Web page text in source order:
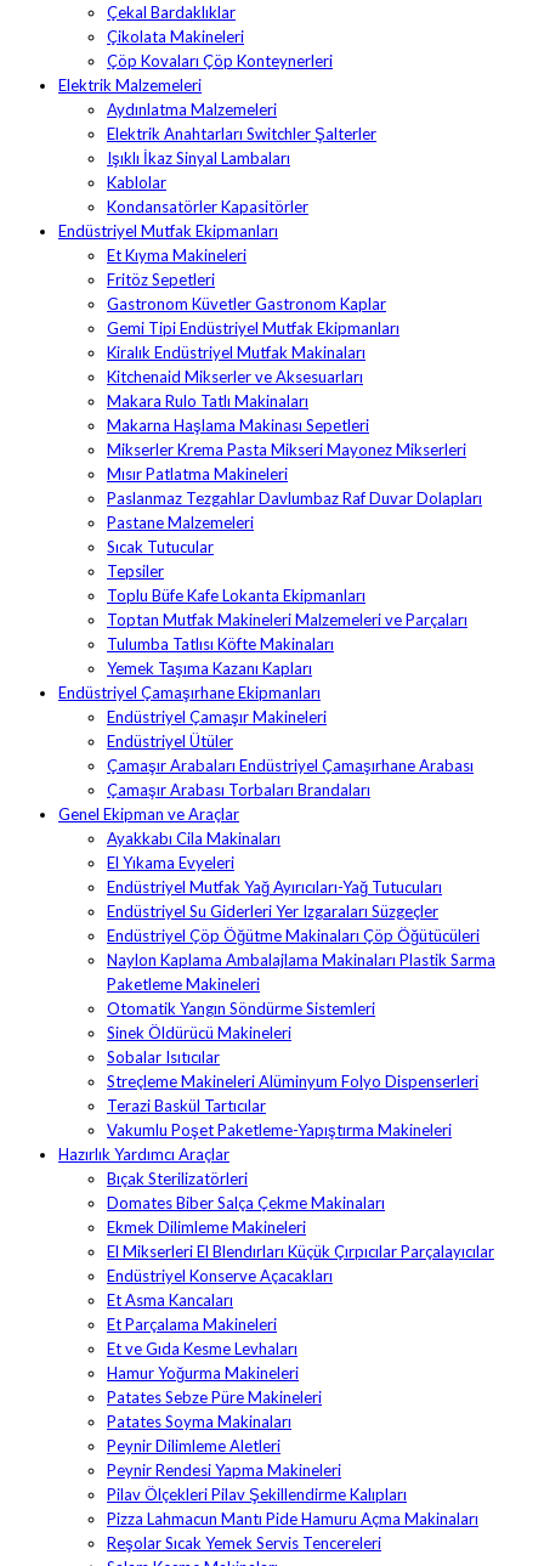
Çekal Bardaklıklar
Çikolata Makineleri
Çöp Kovaları Çöp Konteynerleri
Elektrik Malzemeleri
Aydınlatma Malzemeleri
Elektrik Anahtarları Switchler Şalterler
Işıklı İkaz Sinyal Lambaları
Kablolar
Kondansatörler Kapasitörler
Endüstriyel Mutfak Ekipmanları
Et Kıyma Makineleri
Fritöz Sepetleri
Gastronom Küvetler Gastronom Kaplar
Gemi Tipi Endüstriyel Mutfak Ekipmanları
Kiralık Endüstriyel Mutfak Makinaları
Kitchenaid Mikserler ve Aksesuarları
Makara Rulo Tatlı Makinaları
Makarna Haşlama Makinası Sepetleri
Mikserler Krema Pasta Mikseri Mayonez Mikserleri
Mısır Patlatma Makineleri
Paslanmaz Tezgahlar Davlumbaz Raf Duvar Dolapları
Pastane Malzemeleri
Sıcak Tutucular
Tepsiler
Toplu Büfe Kafe Lokanta Ekipmanları
Toptan Mutfak Makineleri Malzemeleri ve Parçaları
Tulumba Tatlısı Köfte Makinaları
Yemek Taşıma Kazanı Kapları
Endüstriyel Çamaşırhane Ekipmanları
Endüstriyel Çamaşır Makineleri
Endüstriyel Ütüler
Çamaşır Arabaları Endüstriyel Çamaşırhane Arabası
Çamaşır Arabası Torbaları Brandaları
Genel Ekipman ve Araçlar
Ayakkabı Cila Makinaları
El Yıkama Evyeleri
Endüstriyel Mutfak Yağ Ayırıcıları-Yağ Tutucuları
Endüstriyel Su Giderleri Yer Izgaraları Süzgeçler
Endüstriyel Çöp Öğütme Makinaları Çöp Öğütücüleri
Naylon Kaplama Ambalajlama Makinaları Plastik Sarma
Paketleme Makineleri
Otomatik Yangın Söndürme Sistemleri
Sinek Öldürücü Makineleri
Sobalar Isıtıcılar
Streçleme Makineleri Alüminyum Folyo Dispenserleri
Terazi Baskül Tartıcılar
Vakumlu Poşet Paketleme-Yapıştırma Makineleri
Hazırlık Yardımcı Araçlar
Bıçak Sterilizatörleri
Domates Biber Salça Çekme Makinaları
Ekmek Dilimleme Makineleri
El Mikserleri El Blendırları Küçük Çırpıcılar Parçalayıcılar
Endüstriyel Konserve Açacakları
Et Asma Kancaları
Et Parçalama Makineleri
Et ve Gıda Kesme Levhaları
Hamur Yoğurma Makineleri
Patates Sebze Püre Makineleri
Patates Soyma Makinaları
Peynir Dilimleme Aletleri
Peynir Rendesi Yapma Makineleri
Pilav Ölçekleri Pilav Şekillendirme Kalıpları
Pizza Lahmacun Mantı Pide Hamuru Açma Makinaları
Reşolar Sıcak Yemek Servis Tencereleri